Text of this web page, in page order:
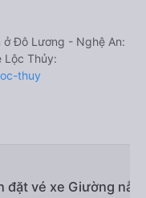
Đô Lương - Nghệ An:
Lộc Thủy:
thuy
đặt vé xe Giường